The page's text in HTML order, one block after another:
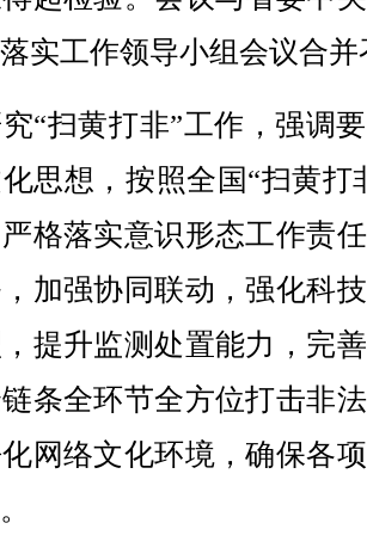
实工作领导小组会议合并
扫黄打非”工作，强调
思想，按照全国“扫黄打
格落实意识形态工作责
加强协同联动，强化科
提升监测处置能力，完
条全环节全方位打击非
网络文化环境，确保各